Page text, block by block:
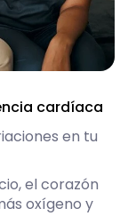
cardíaca
en tu
el corazón
oxígeno y